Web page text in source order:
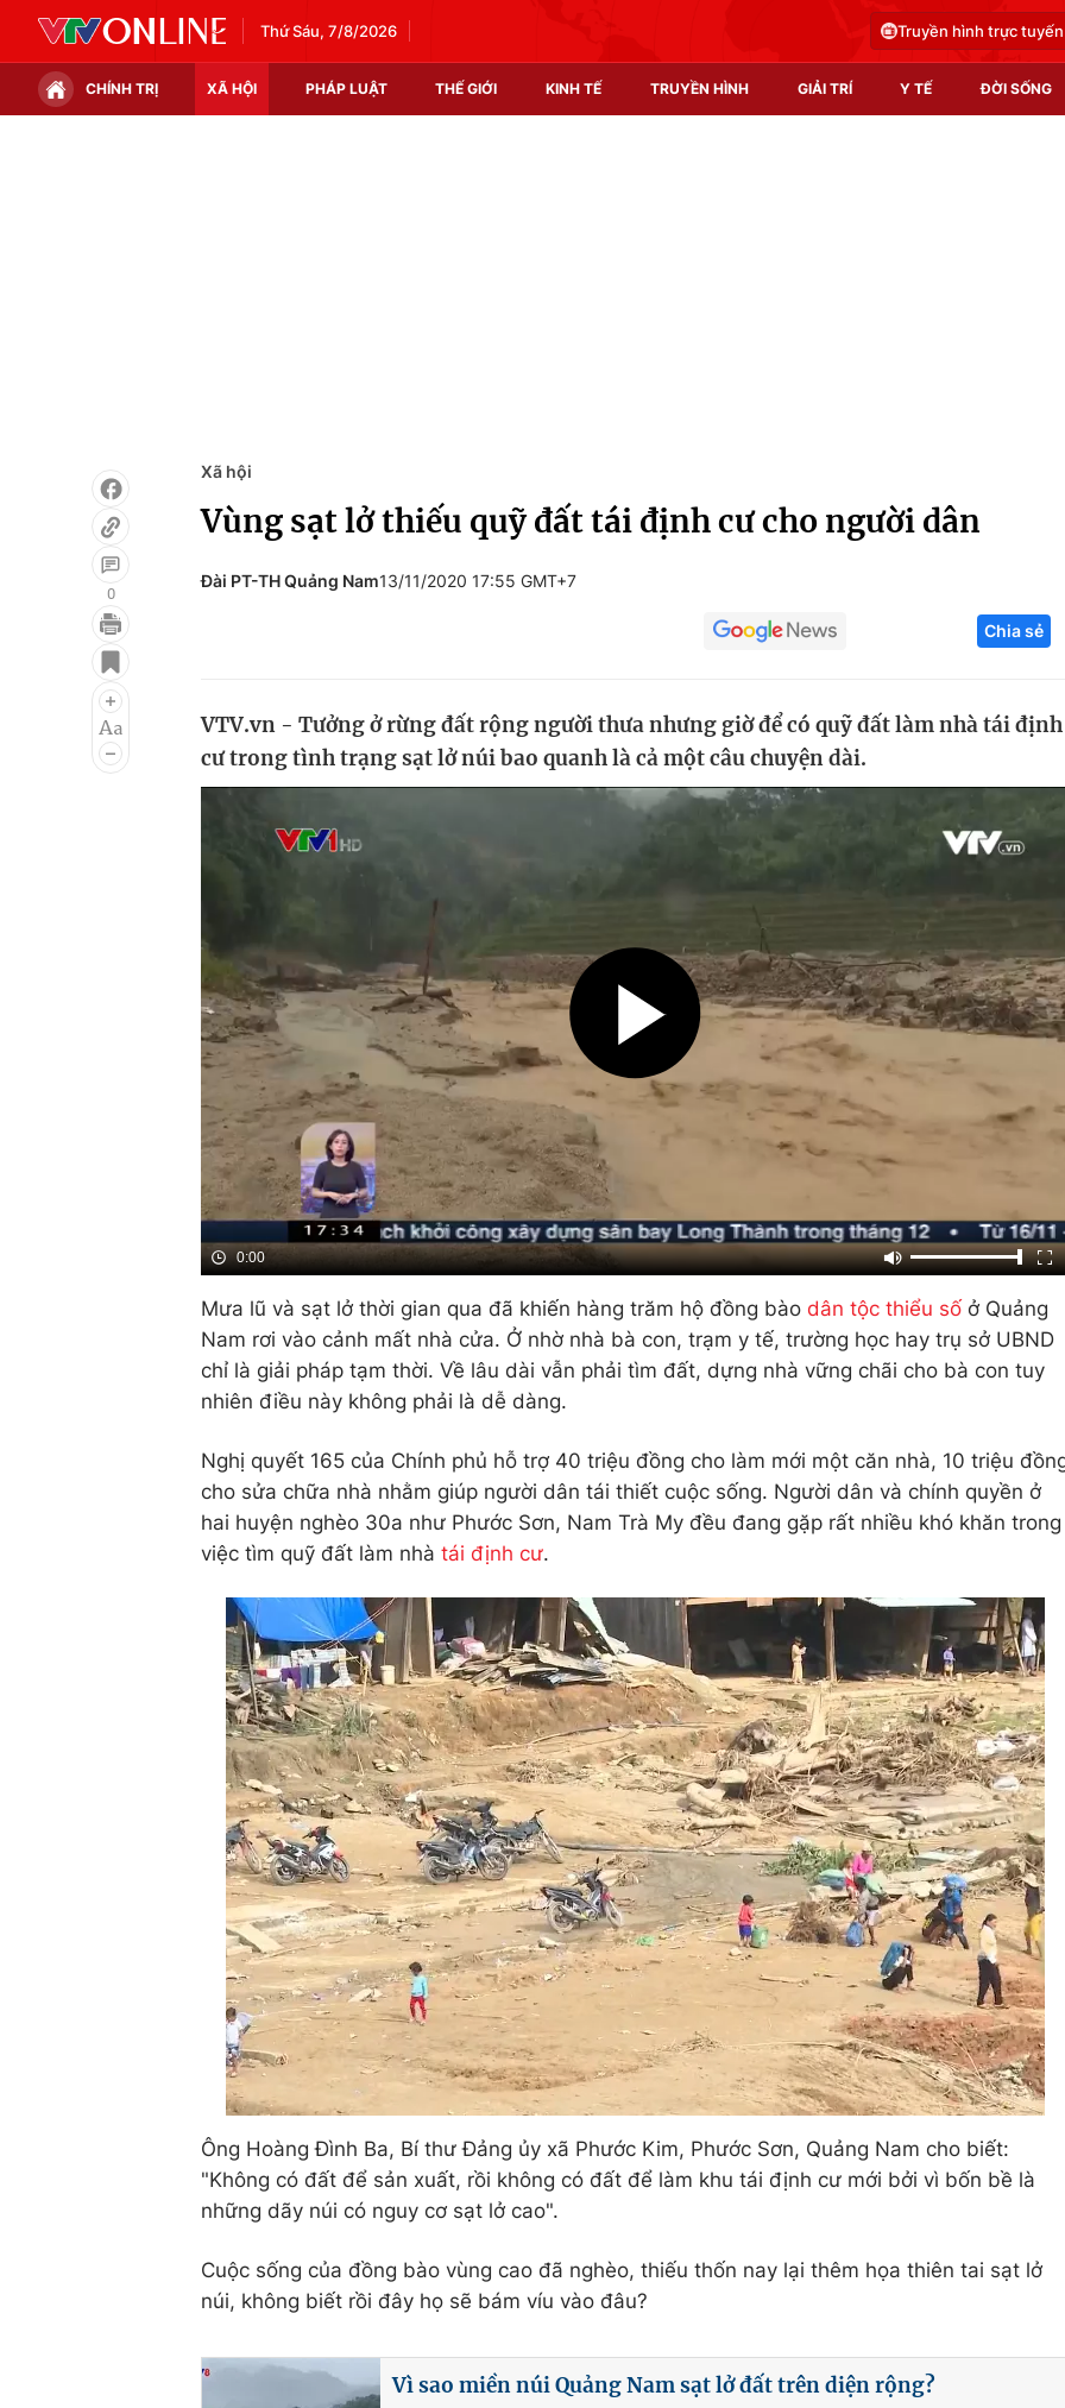
Thứ Sáu, 7/8/2026 Truyền hình trực tuyến
CHÍNH TRỊ XÃ HỘI PHÁP LUẬT THẾ GIỚI KINH TẾ TRUYỀN HÌNH GIẢI TRÍ Y TẾ ĐỜI SỐNG
Infographic
Điện ảnh
Âm nhạc
Làm đẹp
Chất lượng cuộc sống
Học trực tuyến
Công nghệ
Sản phẩm
Thị trường
Tư vấn
0
Xã hội
Vùng sạt lở thiếu quỹ đất tái định cư cho người dân
Đài PT-TH Quảng Nam13/11/2020 17:55 GMT+7
Chia sẻ
VTV.vn - Tưởng ở rừng đất rộng người thưa nhưng giờ để có quỹ đất làm nhà tái định
cư trong tình trạng sạt lở núi bao quanh là cả một câu chuyện dài.
0:00
Mưa lũ và sạt lở thời gian qua đã khiến hàng trăm hộ đồng bào dân tộc thiểu sốở Quảng
Nam rơi vào cảnh mất nhà cửa. Ở nhờ nhà bà con, trạm y tế, trường học hay trụ sở UBND
chỉ là giải pháp tạm thời. Về lâu dài vẫn phải tìm đất, dựng nhà vững chãi cho bà con tuy
nhiên điều này không phải là dễ dàng.
Nghị quyết 165 của Chính phủ hỗ trợ 40 triệu đồng cho làm mới một căn nhà, 10 triệu
cho sửa chữa nhà nhằm giúp người dân tái thiết cuộc sống. Người dân và chính quyền ở
hai huyện nghèo 30a như Phước Sơn, Nam Trà My đều đang gặp rất nhiều khó khăn trong
việc tìm quỹ đất làm nhà tái định cư.
Ông Hoàng Đình Ba, Bí thư Đảng ủy xã Phước Kim, Phước Sơn, Quảng Nam cho biết:
"Không có đất để sản xuất, rồi không có đất để làm khu tái định cư mới bởi vì bốn bề là
những dãy núi có nguy cơ sạt lở cao".
Cuộc sống của đồng bào vùng cao đã nghèo, thiếu thốn nay lại thêm họa thiên tai sạt lở
núi, không biết rồi đây họ sẽ bám víu vào đâu?
Vì sao miền núi Quảng Nam sạt lở đất trên diện rộng?